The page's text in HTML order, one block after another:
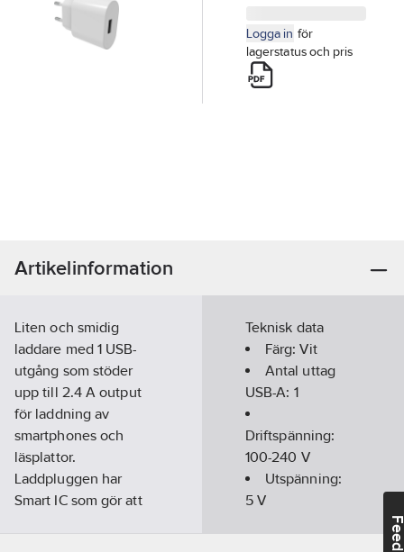
Logga in för
lagerstatus och pris
Artikelinformation
Liten och smidig
laddare med 1 USB-
utgång som stöder
upp till 2.4 A output
för laddning av
smartphones och
läsplattor.
Laddpluggen har
Smart IC som gör att
Teknisk data
Färg:Vit
Antal uttag
USB-A: 1
Driftspänning:
100-240 V
Utspänning:
5 V